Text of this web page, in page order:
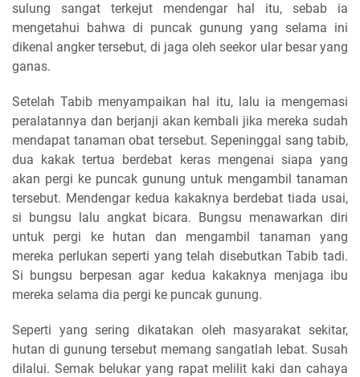
sulung sangat terkejut mendengar hal itu, sebab ia
mengetahui bahwa di puncak gunung yang selama ini
dikenal angker tersebut, di jaga oleh seekor ular besar yang
ganas.
Setelah Tabib menyampaikan hal itu, lalu ia mengemasi
peralatannya dan berjanji akan kembali jika mereka sudah
mendapat tanaman obat tersebut. Sepeninggal sang tabib,
dua kakak tertua berdebat keras mengenai siapa yang
akan pergi ke puncak gunung untuk mengambil tanaman
tersebut. Mendengar kedua kakaknya berdebat tiada usai,
si bungsu lalu angkat bicara. Bungsu menawarkan diri
untuk pergi ke hutan dan mengambil tanaman yang
mereka perlukan seperti yang telah disebutkan Tabib tadi.
Si bungsu berpesan agar kedua kakaknya menjaga ibu
mereka selama dia pergi ke puncak gunung.
Seperti yang sering dikatakan oleh masyarakat sekitar,
hutan di gunung tersebut memang sangatlah lebat. Susah
dilalui. Semak belukar yang rapat melilit kaki dan cahaya